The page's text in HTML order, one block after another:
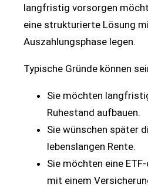
langfristig vorsorgen
eine strukturierte Lösung
Auszahlungsphase legen.
Typische Gründe können
Sie möchten
Ruhestand aufbauen.
Sie wünschen später
lebenslangen Rente.
Sie möchten eine
mit einem